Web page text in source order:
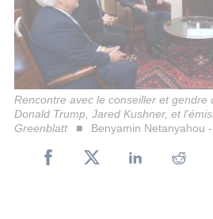
Rencontre avec le conseiller et gendre
Donald Trump, Jared Kushner, et
Greenblatt
Benyamin Netanyahou